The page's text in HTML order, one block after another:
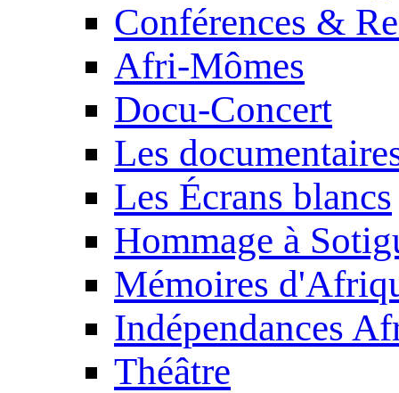
Conférences &
Afri-Mômes
Docu-Concert
Les
Les Écrans blancs
Hommage à
Mémoires
Indépendances
Théâtre